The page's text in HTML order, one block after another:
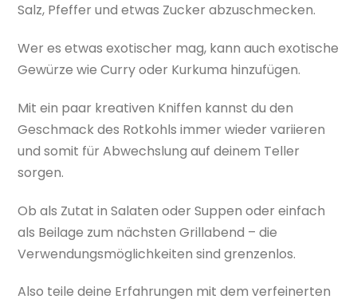
Salz, Pfeffer und etwas Zucker abzuschmecken.
Wer es etwas exotischer mag, kann auch exotische
Gewürze wie Curry oder Kurkuma hinzufügen.
Mit ein paar kreativen Kniffen kannst du den
Geschmack des Rotkohls immer wieder variieren
und somit für Abwechslung auf deinem Teller
sorgen.
Ob als Zutat in Salaten oder Suppen oder einfach
als Beilage zum nächsten Grillabend – die
Verwendungsmöglichkeiten sind grenzenlos.
Also teile deine Erfahrungen mit dem verfeinerten